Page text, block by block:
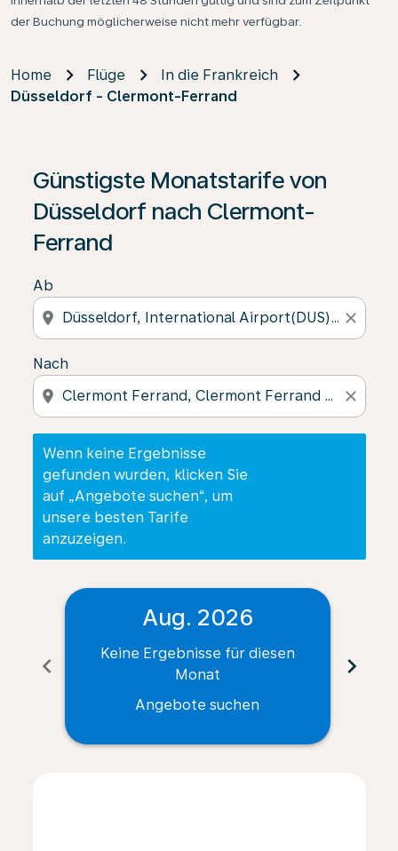
der Buchung möglicherweise nicht mehr verfügbar.
Home Flüge
In die Frankreich
Düsseldorf - Clermont-Ferrand
Günstigste Monatstarife von
Düsseldorf nach Clermont-
Ferrand
Ab
location_on close
Nach
location_on close
Wenn keine Ergebnisse
gefunden wurden, klicken Sie
auf „Angebote suchen“, um
unsere besten Tarife
anzuzeigen.
Wenn keine Ergebnisse gefunden wurden, klicken
chevron_left
Aug. 2026
Keine Ergebnisse für diesen
Monat
Angebote suchen
chevron_right